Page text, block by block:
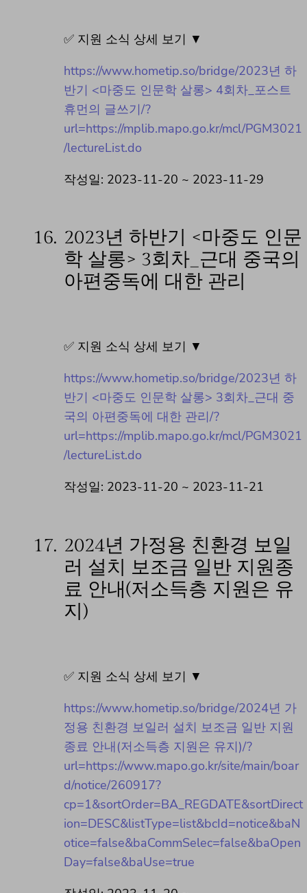
✅ 지원 소식 상세 보기 ▼
https://www.hometip.so/bridge/2023년 하
반기 <마중도 인문학 살롱> 4회차_포스트
휴먼의 글쓰기/?
url=https://mplib.mapo.go.kr/mcl/PGM3021
/lectureList.do
작성일: 2023-11-20 ~ 2023-11-29
16. 2023년 하반기 <마중도 인문
학 살롱> 3회차_근대 중국의
아편중독에 대한 관리
✅ 지원 소식 상세 보기 ▼
https://www.hometip.so/bridge/2023년 하
반기 <마중도 인문학 살롱> 3회차_근대 중
국의 아편중독에 대한 관리/?
url=https://mplib.mapo.go.kr/mcl/PGM3021
/lectureList.do
작성일: 2023-11-20 ~ 2023-11-21
17. 2024년 가정용 친환경 보일
러 설치 보조금 일반 지원종
료 안내(저소득층 지원은 유
지)
✅ 지원 소식 상세 보기 ▼
https://www.hometip.so/bridge/2024년 가
정용 친환경 보일러 설치 보조금 일반 지원
종료 안내(저소득층 지원은 유지)/?
url=https://www.mapo.go.kr/site/main/boar
d/notice/260917?
cp=1&sortOrder=BA_REGDATE&sortDirect
ion=DESC&listType=list&bcId=notice&baN
otice=false&baCommSelec=false&baOpen
Day=false&baUse=true